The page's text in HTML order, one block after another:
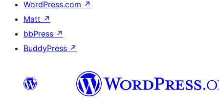
WordPress.com ↗
Matt ↗
bbPress ↗
BuddyPress ↗